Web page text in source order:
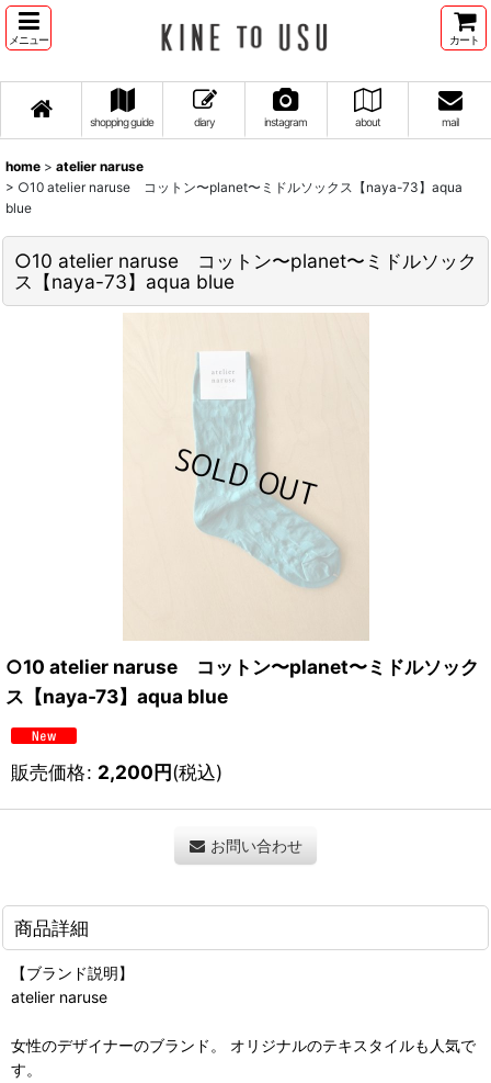
メニュー カート
shopping guide diary instagram about mail
home > atelier naruse
> ○10 atelier naruse コットン〜planet〜ミドルソックス【naya-73】aqua
blue
○10 atelier naruse コットン〜planet〜ミドルソック
ス【naya-73】aqua blue
○10 atelier naruse コットン〜planet〜ミドルソック
ス【naya-73】aqua blue
販売価格: 2,200円(税込)
お問い合わせ
商品詳細
【ブランド説明】
atelier naruse
女性のデザイナーのブランド。 オリジナルのテキスタイルも人気で
す。